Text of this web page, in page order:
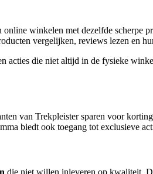
online winkelen met dezelfde
vergelijken, reviews lezen en
acties die niet altijd in de fysieke
van Trekpleister sparen voor
biedt ook toegang tot exclusieve